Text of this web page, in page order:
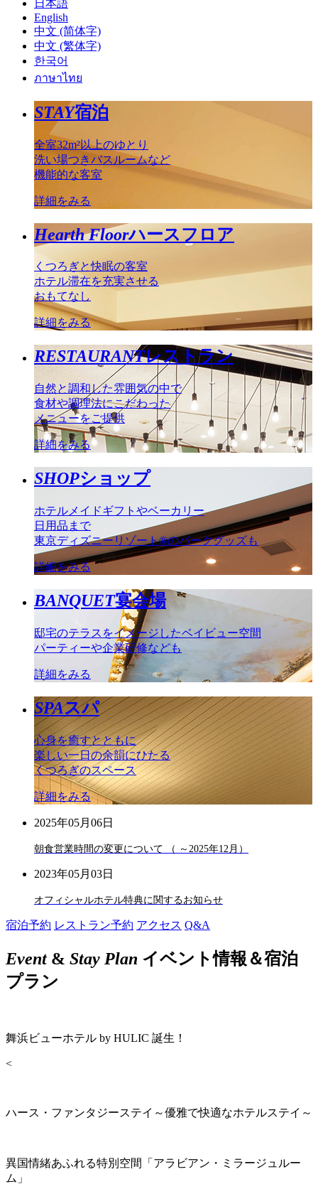
日本語
English
中文 (简体字)
中文 (繁体字)
한국어
ภาษาไทย
STAY宿泊
全室32m²以上のゆとり
洗い場つきバスルームなど
機能的な客室
詳細をみる
Hearth Floorハースフロア
くつろぎと快眠の客室
ホテル滞在を充実させる
おもてなし
詳細をみる
RESTAURANTレストラン
自然と調和した雰囲気の中で
食材や調理法にこだわった
メニューをご提供
詳細をみる
SHOPショップ
ホテルメイドギフトやベーカリー
日用品まで
東京ディズニーリゾート®のパークグッズも
詳細をみる
BANQUET宴会場
邸宅のテラスをイメージしたベイビュー空間
パーティーや企業研修なども
詳細をみる
SPAスパ
心身を癒すとともに
楽しい一日の余韻にひたる
くつろぎのスペース
詳細をみる
2025年05月06日
朝食営業時間の変更について （ ～2025年12月）
2023年05月03日
オフィシャルホテル特典に関するお知らせ
宿泊予約 レストラン予約 アクセス Q&A
Event& Stay Plan イベント情報＆宿泊
プラン
舞浜ビューホテル by HULIC 誕生！
<
ハース・ファンタジーステイ～優雅で快適なホテルステイ～
異国情緒あふれる特別空間「アラビアン・ミラージュルー
ム」